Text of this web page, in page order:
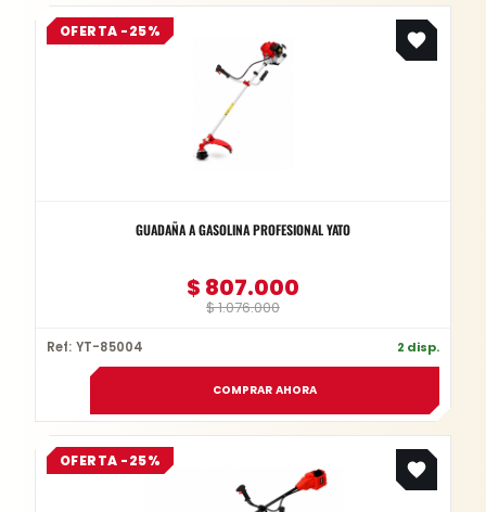
OFERTA -25%
GUADAÑA A GASOLINA PROFESIONAL YATO
$1.076.000
was:
$ 1.076.000.
$ 807.000
$ 807.000.
Ref: YT-85004 2 disp.
COMPRAR AHORA
OFERTA -25%
was:
$ 790.700.
is:
$ 593.025.